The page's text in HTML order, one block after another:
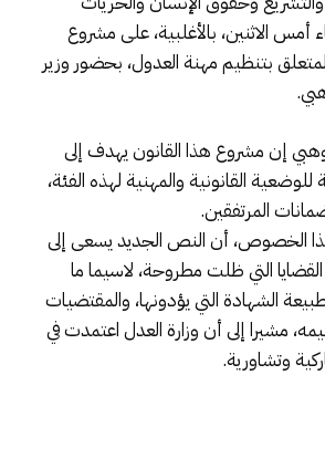
الاثنين، بالأغلبية، على مشروع
رقم 16.22 المتعلق بتنظيم مهنة العدول، بحضور وزير
إن مشروع هذا القانون يهدف إلى
القانونية والمهنية لهذه الفئة،
المرتفقين.
الخصوص، أن النص الجديد يسعى إلى
التي ظلت مطروحة، لاسيما ما
الشهادة التي يؤدونها، والمقتضيات
مشيرا إلى أن وزارة العدل اعتمدت في
وتشاورية.